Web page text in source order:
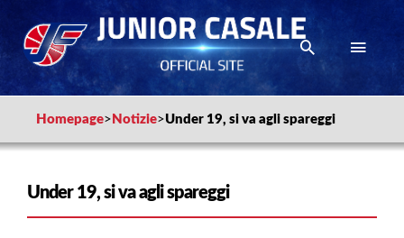
Homepage> Notizie>Under 19, si va agli spareggi
Under 19, si va agli spareggi